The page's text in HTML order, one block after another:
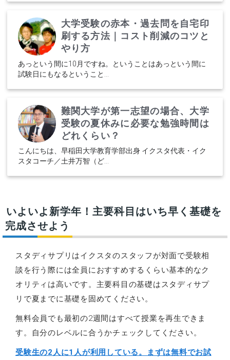
大学受験の赤本・過去問を自宅印
刷する方法｜コスト削減のコツと
やり方
あっという間に10月ですね。ということはあっという間に
試験日にもなるということ...
難関大学が第一志望の場合、大学
受験の夏休みに必要な勉強時間は
どれくらい？
こんにちは、早稲田大学教育学部出身 イクスタ代表・イク
スタコーチ／土井万智（ど...
いよいよ新学年！主要科目はいち早く基礎を
完成させよう
スタディサプリはイクスタのスタッフが対面で受験相
談を行う際には全員におすすめするくらい基本的なク
オリティは高いです。主要科目の基礎はスタディサプ
リで夏までに基礎を固めてください。
無料会員でも最初の2週間はすべて授業を再生できま
す。自分のレベルに合うかチェックしてください。
受験生の2人に1人が利用している。まずは無料でお試